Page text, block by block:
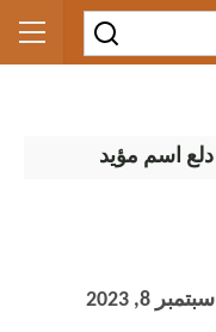
دلع اسم مؤيد
سبتمبر 8, 2023